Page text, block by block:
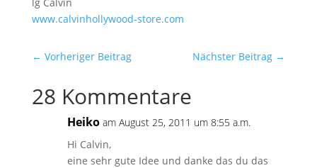
www.calvinhollywood-store.com
← Vorheriger Beitrag Nächster Beitrag →
28 Kommentare
Heiko am August 25, 2011 um 8:55 a.m.
Hi Calvin,
eine sehr gute Idee und danke das du das